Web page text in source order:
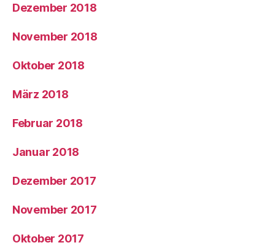
Dezember 2018
November 2018
Oktober 2018
März 2018
Februar 2018
Januar 2018
Dezember 2017
November 2017
Oktober 2017